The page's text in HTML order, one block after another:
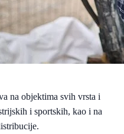
na objektima svih vrsta i
i sportskih, kao i na